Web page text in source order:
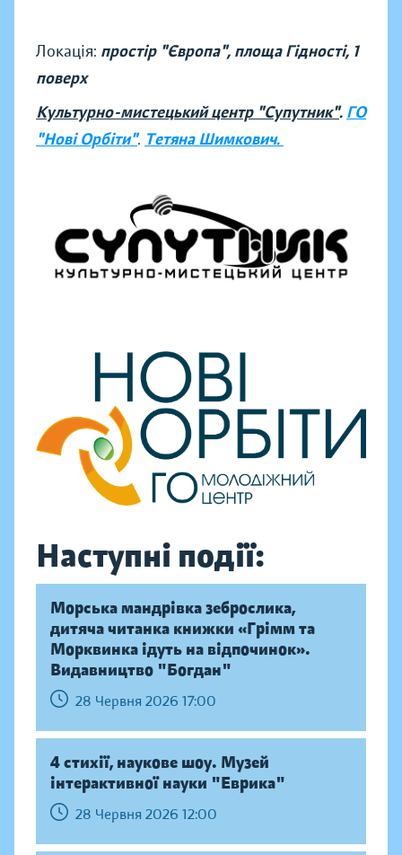
Локація: простір "Європа", площа Гідності, 1
поверх
Культурно-мистецький центр "Супутник". ГО
"Нові Орбіти". Тетяна Шимкович.
Наступні події:
Морська мандрівка зеброслика,
дитяча читанка книжки «Грімм та
Морквинка ідуть на відпочинок».
Видавництво "Богдан"
28 Червня 2026 17:00
4 стихії, наукове шоу. Музей
інтерактивної науки "Еврика"
28 Червня 2026 12:00